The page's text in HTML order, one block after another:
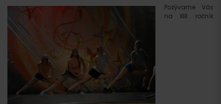
Pozývame Vás
na XIII. ročník